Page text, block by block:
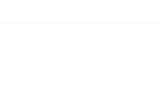
Krishi Promotions
26